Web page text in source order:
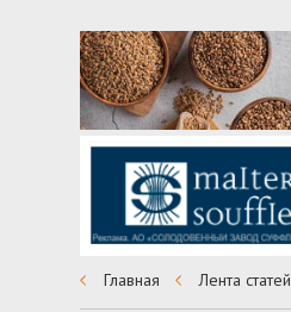
Главная Лента статей